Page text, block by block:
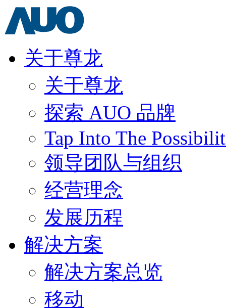
关于尊龙
关于尊龙
探索 AUO 品牌
Tap Into The
领导团队与组织
经营理念
发展历程
解决方案
解决方案总览
移动